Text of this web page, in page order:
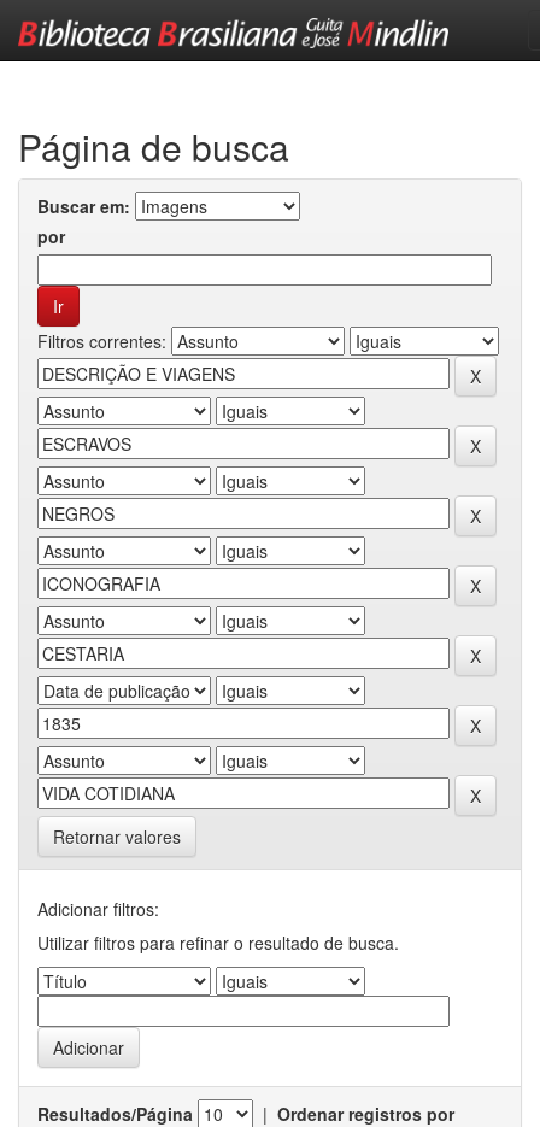
Página de busca
Buscar em:
por
Filtros correntes:
Retornar valores
Adicionar filtros:
Utilizar filtros para refinar o resultado de busca.
Resultados/Página | Ordenar registros por